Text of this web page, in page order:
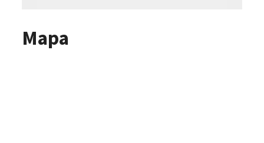
Mapa